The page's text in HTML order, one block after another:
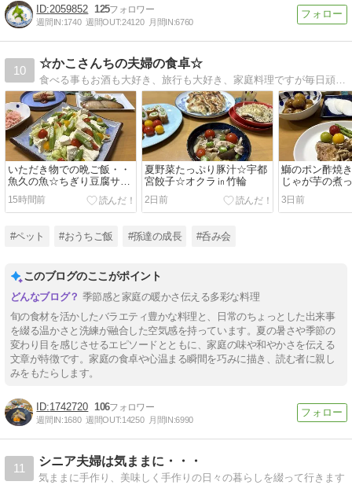
2059852 125
週間IN:1740 週間OUT:24120 月間IN:6760
10
☆かこさんちの夫婦の食卓☆
食べる事もお酒も大好き、旅行も大好き、家庭料理ですが毎日頑張っています。
いただき物での晩ご飯・・
魚久の魚☆ちぎり豆腐サラ
ダ☆子犬の件
15時間前
夏野菜たっぷり豚汁☆宇都
宮餃子☆オクラ㏌竹輪
2日前
鰤のポン酢焼
じゃが芋の煮
子犬の件
3日前
#ペット #おうちご飯 #孫達の成長 #呑み会
このブログのここがポイント
季節感と家庭の暖かさ伝える多彩な料理
旬の食材を活かしたバラエティ豊かな料理と、日常のちょっとした出来事
を綴る温かさと洗練が融合した空気感を持っています。夏の暑さや季節の
変わり目を感じさせるエピソードとともに、家庭の味や和やかさを伝える
文章が特徴です。家庭の食卓や心温まる瞬間を巧みに描き、読む者に親し
みをもたらします。
1742720 106
週間IN:1680 週間OUT:14250 月間IN:6990
11
シニア夫婦は気ままに・・・
気ままに手作り、美味しく手作りの日々の暮らしを綴って行きます